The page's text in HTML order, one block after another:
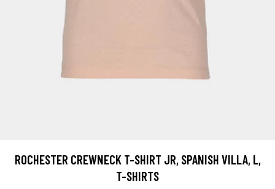
ROCHESTER CREWNECK T-SHIRT JR, SPANISH VILLA, L,
T-SHIRTS